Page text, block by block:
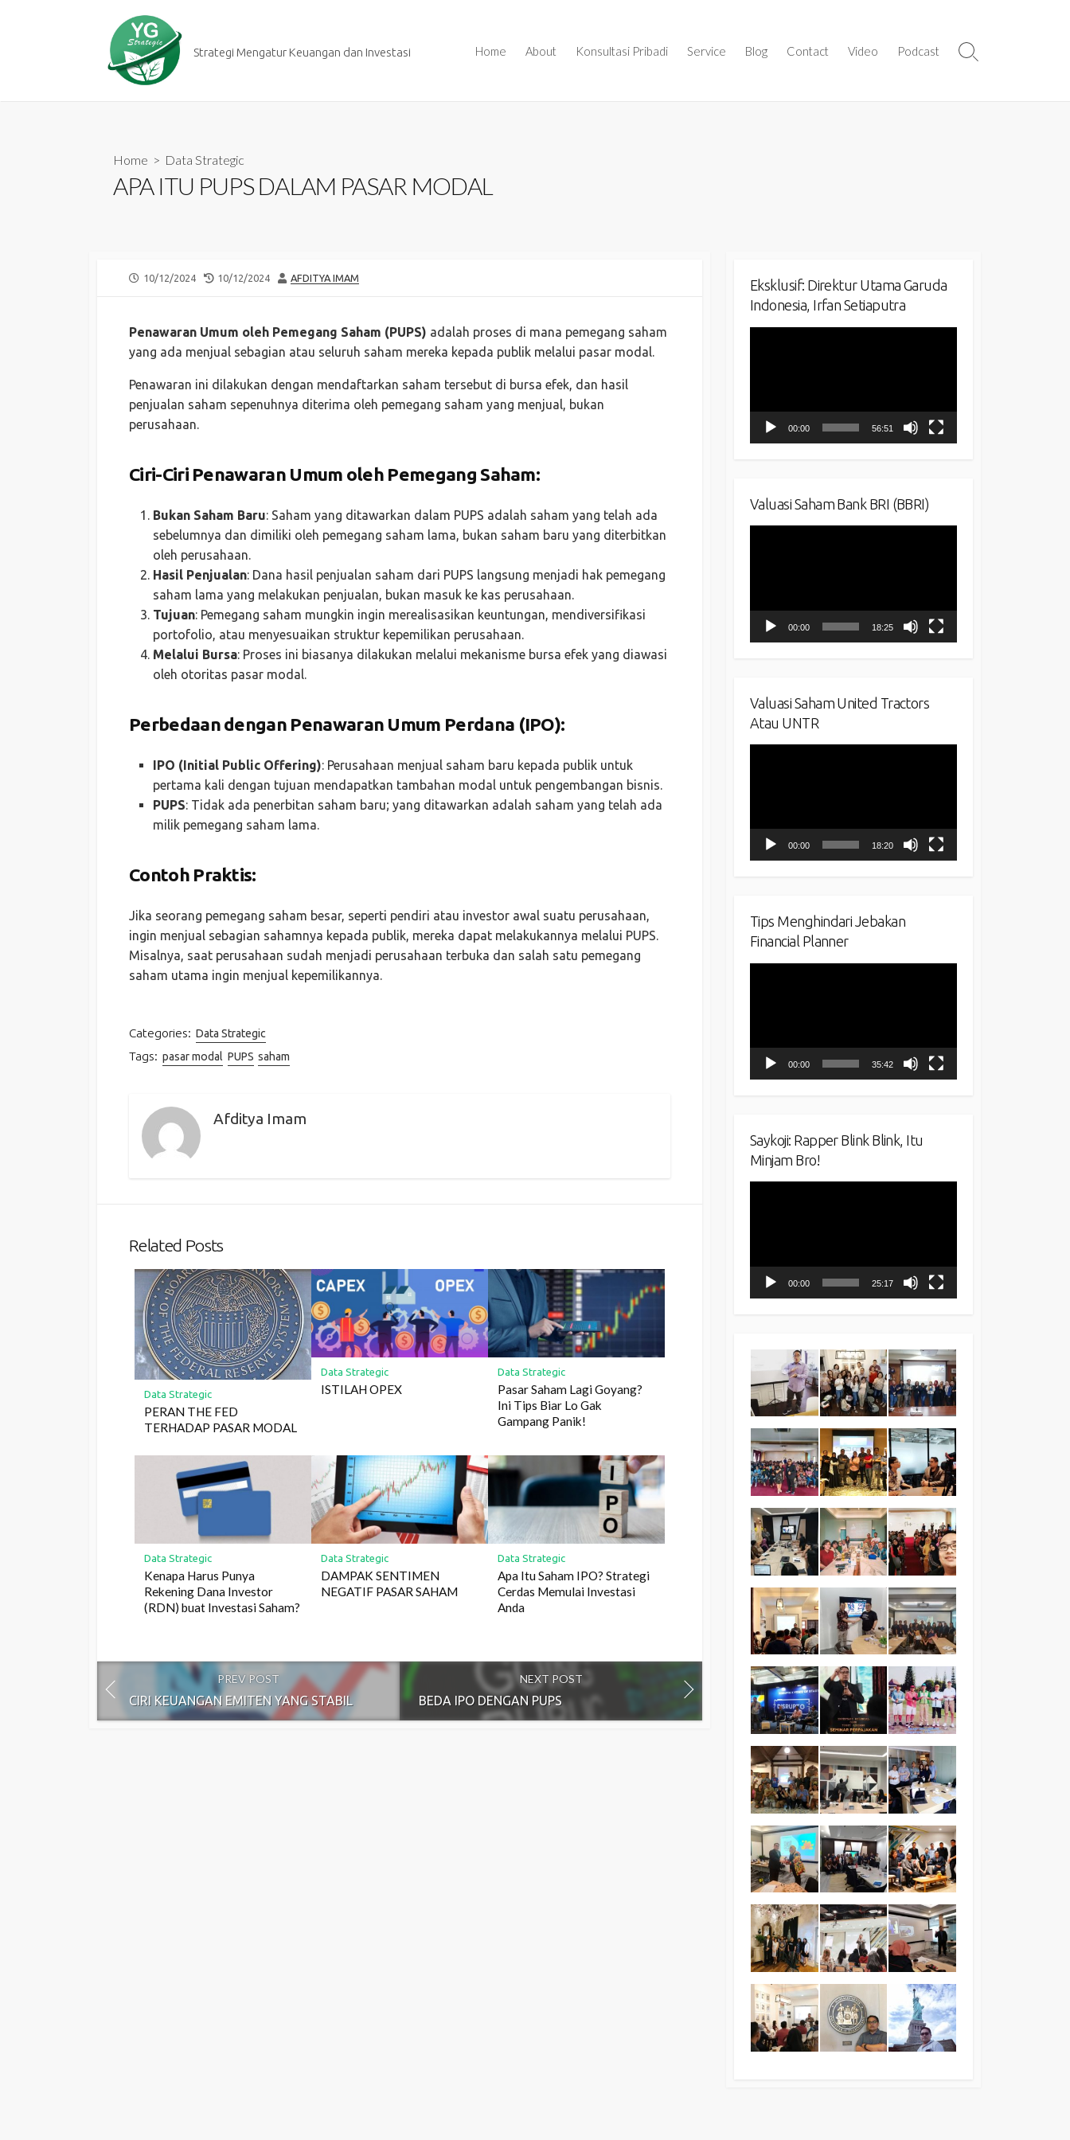
Strategi Mengatur Keuangan dan Investasi Home About Konsultasi Pribadi Service Blog Contact Video Podcast
Search
Home > Data Strategic
APA ITU PUPS DALAM PASAR MODAL
PUBLISHED
10/12/2024
LAST
10/12/2024 AUTHOR
AFDITYA IMAM
Penawaran Umum oleh Pemegang Saham (PUPS) adalah proses di mana pemegang saham
yang ada menjual sebagian atau seluruh saham mereka kepada publik melalui pasar modal.
Penawaran ini dilakukan dengan mendaftarkan saham tersebut di bursa efek, dan hasil
penjualan saham sepenuhnya diterima oleh pemegang saham yang menjual, bukan
perusahaan.
Ciri-Ciri Penawaran Umum oleh Pemegang Saham:
Bukan Saham Baru: Saham yang ditawarkan dalam PUPS adalah saham yang telah ada
sebelumnya dan dimiliki oleh pemegang saham lama, bukan saham baru yang diterbitkan
oleh perusahaan.
Hasil Penjualan: Dana hasil penjualan saham dari PUPS langsung menjadi hak pemegang
saham lama yang melakukan penjualan, bukan masuk ke kas perusahaan.
Tujuan: Pemegang saham mungkin ingin merealisasikan keuntungan, mendiversifikasi
portofolio, atau menyesuaikan struktur kepemilikan perusahaan.
Melalui Bursa: Proses ini biasanya dilakukan melalui mekanisme bursa efek yang diawasi
oleh otoritas pasar modal.
Perbedaan dengan Penawaran Umum Perdana (IPO):
IPO (Initial Public Offering): Perusahaan menjual saham baru kepada publik untuk
pertama kali dengan tujuan mendapatkan tambahan modal untuk pengembangan bisnis.
PUPS: Tidak ada penerbitan saham baru; yang ditawarkan adalah saham yang telah ada
milik pemegang saham lama.
Contoh Praktis:
Jika seorang pemegang saham besar, seperti pendiri atau investor awal suatu perusahaan,
ingin menjual sebagian sahamnya kepada publik, mereka dapat melakukannya melalui PUPS.
Misalnya, saat perusahaan sudah menjadi perusahaan terbuka dan salah satu pemegang
saham utama ingin menjual kepemilikannya.
Categories: Data Strategic
Tags: pasar modal PUPS saham
Afditya Imam
Related Posts
Data Strategic
PERAN THE FED
TERHADAP PASAR MODAL
Data Strategic
ISTILAH OPEX
Data Strategic
Pasar Saham Lagi Goyang?
Ini Tips Biar Lo Gak
Gampang Panik!
Data Strategic
Kenapa Harus Punya
Rekening Dana Investor
(RDN) buat Investasi Saham?
Data Strategic
DAMPAK SENTIMEN
NEGATIF PASAR SAHAM
Data Strategic
Apa Itu Saham IPO? Strategi
Cerdas Memulai Investasi
Anda
PREV POST
CIRI KEUANGAN EMITEN YANG STABIL
NEXT POST
BEDA IPO DENGAN PUPS
Eksklusif: Direktur Utama Garuda
Indonesia, Irfan Setiaputra
00:00 56:51
Valuasi Saham Bank BRI (BBRI)
00:00 18:25
Valuasi Saham United Tractors
Atau UNTR
00:00 18:20
Tips Menghindari Jebakan
Financial Planner
00:00 35:42
Saykoji: Rapper Blink Blink, Itu
Minjam Bro!
00:00 25:17